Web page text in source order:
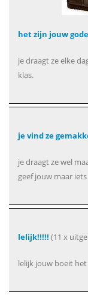
het zijn jouw
je draagt ze elke
klas.
je vind ze
je draagt ze wel
geef jouw maar
lelijk!!!!! (11 x
lelijk jouw boeit